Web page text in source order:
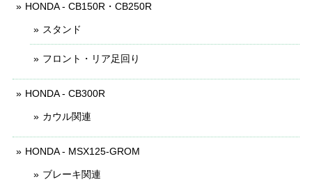
HONDA - CB150R・CB250R
スタンド
フロント・リア足回り
HONDA - CB300R
カウル関連
HONDA - MSX125-GROM
ブレーキ関連